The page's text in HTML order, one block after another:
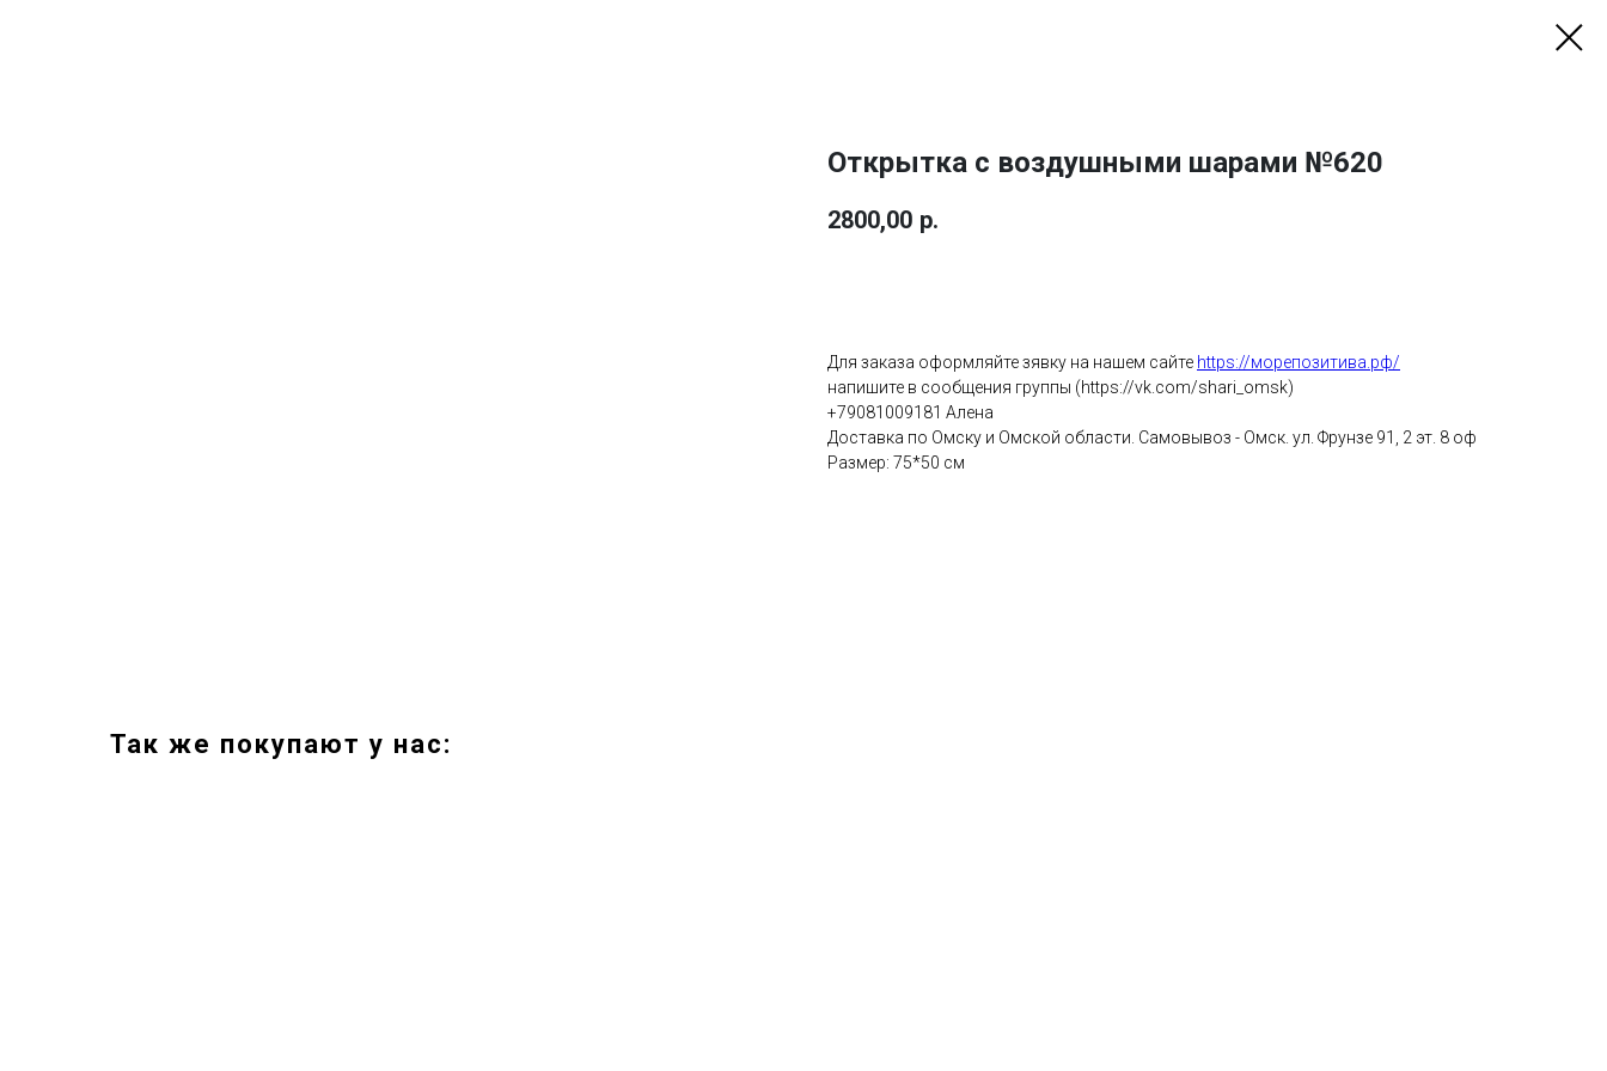
Открытка с воздушными шарами №620
2800,00 р.
Для заказа оформляйте зявку на нашем сайте https://морепозитива.рф/
напишите в сообщения группы (https://vk.com/shari_omsk)
+79081009181 Алена
Доставка по Омску и Омской области. Самовывоз - Омск. ул. Фрунзе 91, 2 эт. 8 оф
Размер: 75*50 см
Так же покупают у нас: